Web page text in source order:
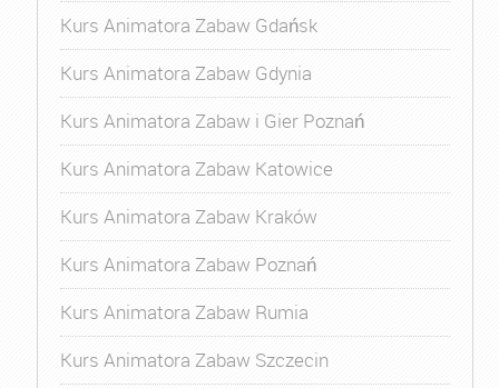
Kurs Animatora Zabaw Gdańsk
Kurs Animatora Zabaw Gdynia
Kurs Animatora Zabaw i Gier Poznań
Kurs Animatora Zabaw Katowice
Kurs Animatora Zabaw Kraków
Kurs Animatora Zabaw Poznań
Kurs Animatora Zabaw Rumia
Kurs Animatora Zabaw Szczecin